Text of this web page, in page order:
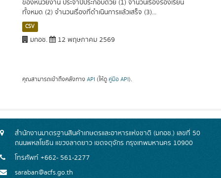
ของหน่วยงาน ประจำปีประกอบด้วย (1) จำนวนเรื่องร้องเรียน
ทั้งหมด (2) จำนวนเรื่องที่ดำเนินการแล้วเสร็จ (3)...
CSV
มกอช. 12 พฤษภาคม 2569
คุณสามารถเข้าถึงคลังทาง API (ให้ดู คู่มือ API).
สำนักงานมาตรฐานสินค้าเกษตรและอาหารแห่งชาติ (มกอช.) เลขที่ 50
ถนนพหลโยธิน แขวงลาดยาว เขตจตุจักร กรุงเทพมหานคร 10900
โทรศัพท์ +662- 561-2277
saraban@acfs.go.th